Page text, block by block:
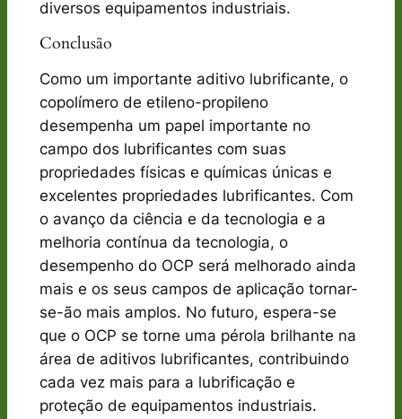
diversos equipamentos industriais.
Conclusão
Como um importante aditivo lubrificante, o
copolímero de etileno-propileno
desempenha um papel importante no
campo dos lubrificantes com suas
propriedades físicas e químicas únicas e
excelentes propriedades lubrificantes. Com
o avanço da ciência e da tecnologia e a
melhoria contínua da tecnologia, o
desempenho do OCP será melhorado ainda
mais e os seus campos de aplicação tornar-
se-ão mais amplos. No futuro, espera-se
que o OCP se torne uma pérola brilhante na
área de aditivos lubrificantes, contribuindo
cada vez mais para a lubrificação e
proteção de equipamentos industriais.